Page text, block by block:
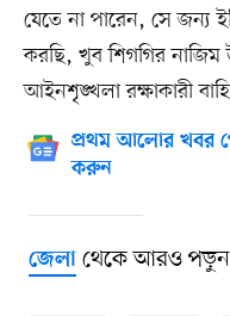
যেতে না পারেন, সে জন্য
করছি, খুব শিগগির নাজিম
আইনশৃঙ্খলা রক্ষাকারী
প্রথম আলোর খবর
করুন
জেলাথেকে আরও পড়ুন